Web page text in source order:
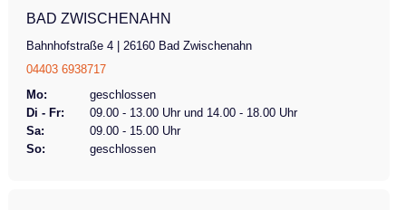
BAD ZWISCHENAHN
Bahnhofstraße 4 | 26160 Bad Zwischenahn
04403 6938717
Mo:
geschlossen
Di - Fr:
09.00 - 13.00 Uhr und 14.00 - 18.00 Uhr
Sa:
09.00 - 15.00 Uhr
So:
geschlossen